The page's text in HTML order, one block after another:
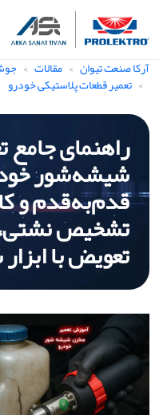
آرکا صنعت تیوان مقالات
تعمیر قطعات پلاستیکی خودرو
راهنمای
شیشه‌شور
قدم‌به‌قدم و
تشخیص
تعویض با